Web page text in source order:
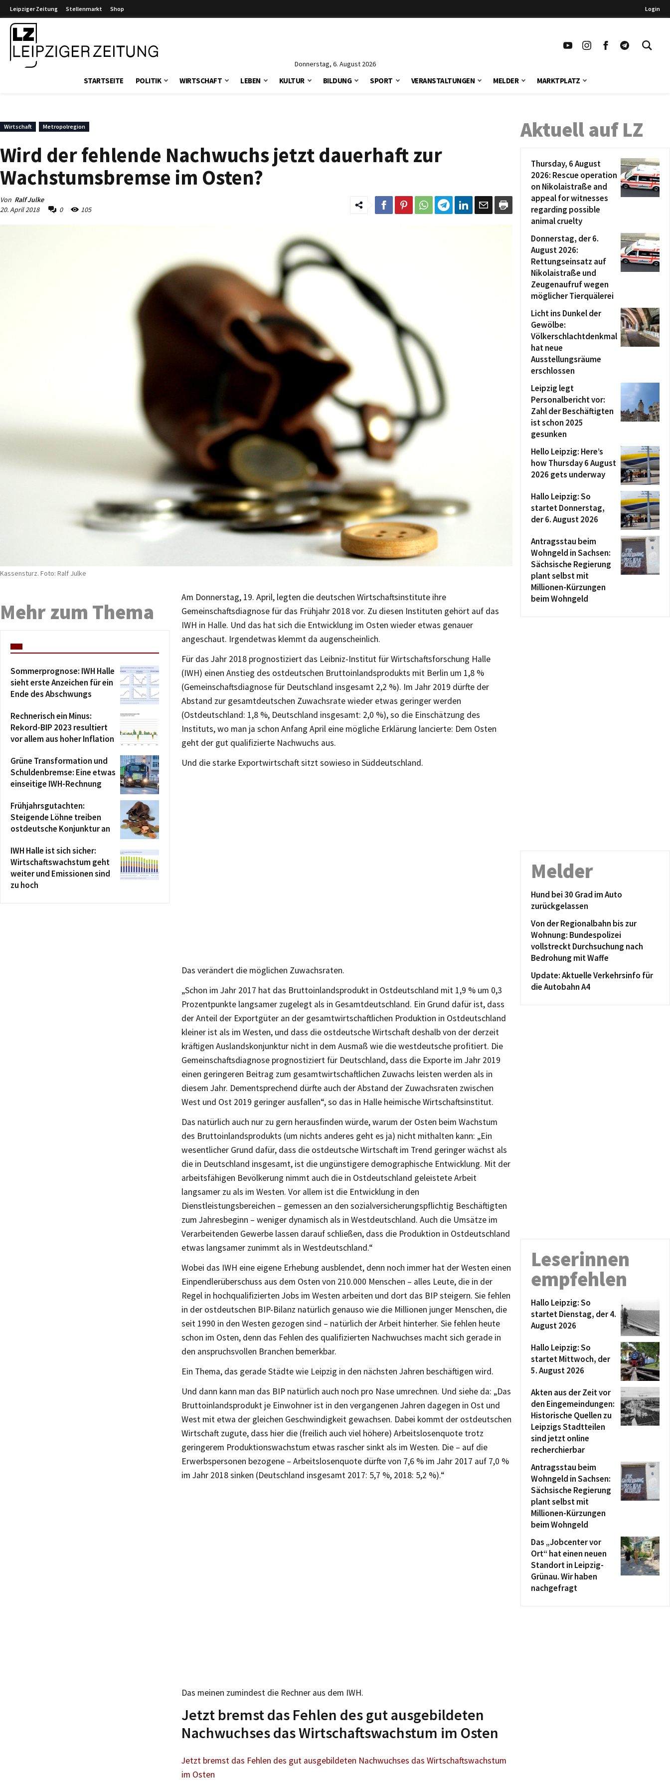
Leipziger Zeitung Stellenmarkt Shop Login
Donnerstag, 6. August 2026
STARTSEITE POLITIK WIRTSCHAFT LEBEN KULTUR BILDUNG SPORT VERANSTALTUNGEN MELDER MARKTPLATZ
Wirtschaft Metropolregion
Wird der fehlende Nachwuchs jetzt dauerhaft zur
Wachstumsbremse im Osten?
Von Ralf Julke
20. April 2018
0 105
Kassensturz. Foto: Ralf Julke
Am Donnerstag, 19. April, legten die deutschen Wirtschaftsinstitute ihre
Gemeinschaftsdiagnose für das Frühjahr 2018 vor. Zu diesen Instituten gehört auf das
IWH in Halle. Und das hat sich die Entwicklung im Osten wieder etwas genauer
angeschaut. Irgendetwas klemmt da augenscheinlich.
Für das Jahr 2018 prognostiziert das Leibniz-Institut für Wirtschaftsforschung Halle
(IWH) einen Anstieg des ostdeutschen Bruttoinlandsprodukts mit Berlin um 1,8 %
(Gemeinschaftsdiagnose für Deutschland insgesamt 2,2 %). Im Jahr 2019 dürfte der
Abstand zur gesamtdeutschen Zuwachsrate wieder etwas geringer werden
(Ostdeutschland: 1,8 %, Deutschland insgesamt: 2,0 %), so die Einschätzung des
Instituts, wo man ja schon Anfang April eine mögliche Erklärung lancierte: Dem Osten
geht der gut qualifizierte Nachwuchs aus.
Und die starke Exportwirtschaft sitzt sowieso in Süddeutschland.
Das verändert die möglichen Zuwachsraten.
„Schon im Jahr 2017 hat das Bruttoinlandsprodukt in Ostdeutschland mit 1,9 % um 0,3
Prozentpunkte langsamer zugelegt als in Gesamtdeutschland. Ein Grund dafür ist, dass
der Anteil der Exportgüter an der gesamtwirtschaftlichen Produktion in Ostdeutschland
kleiner ist als im Westen, und dass die ostdeutsche Wirtschaft deshalb von der derzeit
kräftigen Auslandskonjunktur nicht in dem Ausmaß wie die westdeutsche profitiert. Die
Gemeinschaftsdiagnose prognostiziert für Deutschland, dass die Exporte im Jahr 2019
einen geringeren Beitrag zum gesamtwirtschaftlichen Zuwachs leisten werden als in
diesem Jahr. Dementsprechend dürfte auch der Abstand der Zuwachsraten zwischen
West und Ost 2019 geringer ausfallen“, so das in Halle heimische Wirtschaftsinstitut.
Das natürlich auch nur zu gern herausfinden würde, warum der Osten beim Wachstum
des Bruttoinlandsprodukts (um nichts anderes geht es ja) nicht mithalten kann: „Ein
wesentlicher Grund dafür, dass die ostdeutsche Wirtschaft im Trend geringer wächst als
die in Deutschland insgesamt, ist die ungünstigere demographische Entwicklung. Mit der
arbeitsfähigen Bevölkerung nimmt auch die in Ostdeutschland geleistete Arbeit
langsamer zu als im Westen. Vor allem ist die Entwicklung in den
Dienstleistungsbereichen – gemessen an den sozialversicherungspflichtig Beschäftigten
zum Jahresbeginn – weniger dynamisch als in Westdeutschland. Auch die Umsätze im
Verarbeitenden Gewerbe lassen darauf schließen, dass die Produktion in Ostdeutschland
etwas langsamer zunimmt als in Westdeutschland.“
Wobei das IWH eine eigene Erhebung ausblendet, denn noch immer hat der Westen einen
Einpendlerüberschuss aus dem Osten von 210.000 Menschen – alles Leute, die in der
Regel in hochqualifizierten Jobs im Westen arbeiten und dort das BIP steigern. Sie fehlen
in der ostdeutschen BIP-Bilanz natürlich genauso wie die Millionen junger Menschen, die
seit 1990 in den Westen gezogen sind – natürlich der Arbeit hinterher. Sie fehlen heute
schon im Osten, denn das Fehlen des qualifizierten Nachwuchses macht sich gerade in
den anspruchsvollen Branchen bemerkbar.
Ein Thema, das gerade Städte wie Leipzig in den nächsten Jahren beschäftigen wird.
Und dann kann man das BIP natürlich auch noch pro Nase umrechnen. Und siehe da: „Das
Bruttoinlandsprodukt je Einwohner ist in den vergangenen Jahren dagegen in Ost und
West mit etwa der gleichen Geschwindigkeit gewachsen. Dabei kommt der ostdeutschen
Wirtschaft zugute, dass hier die (freilich auch viel höhere) Arbeitslosenquote trotz
geringerem Produktionswachstum etwas rascher sinkt als im Westen. Die – auf die
Erwerbspersonen bezogene – Arbeitslosenquote dürfte von 7,6 % im Jahr 2017 auf 7,0 %
im Jahr 2018 sinken (Deutschland insgesamt 2017: 5,7 %, 2018: 5,2 %).“
Das meinen zumindest die Rechner aus dem IWH.
Jetzt bremst das Fehlen des gut ausgebildeten
Nachwuchses das Wirtschaftswachstum im Osten
Jetzt bremst das Fehlen des gut ausgebildeten Nachwuchses das Wirtschaftswachstum
im Osten
Mehr zum Thema
Sommerprognose: IWH Halle
sieht erste Anzeichen für ein
Ende des Abschwungs
Rechnerisch ein Minus:
Rekord-BIP 2023 resultiert
vor allem aus hoher Inflation
Grüne Transformation und
Schuldenbremse: Eine etwas
einseitige IWH-Rechnung
Frühjahrsgutachten:
Steigende Löhne treiben
ostdeutsche Konjunktur an
IWH Halle ist sich sicher:
Wirtschaftswachstum geht
weiter und Emissionen sind
zu hoch
Aktuell auf LZ
Thursday, 6 August
2026: Rescue operation
on Nikolaistraße and
appeal for witnesses
regarding possible
animal cruelty
Donnerstag, der 6.
August 2026:
Rettungseinsatz auf
Nikolaistraße und
Zeugenaufruf wegen
möglicher Tierquälerei
Licht ins Dunkel der
Gewölbe:
Völkerschlachtdenkmal
hat neue
Ausstellungsräume
erschlossen
Leipzig legt
Personalbericht vor:
Zahl der Beschäftigten
ist schon 2025
gesunken
Hello Leipzig: Here’s
how Thursday 6 August
2026 gets underway
Hallo Leipzig: So
startet Donnerstag,
der 6. August 2026
Antragsstau beim
Wohngeld in Sachsen:
Sächsische Regierung
plant selbst mit
Millionen-Kürzungen
beim Wohngeld
Melder
Hund bei 30 Grad im Auto
zurückgelassen
Von der Regionalbahn bis zur
Wohnung: Bundespolizei
vollstreckt Durchsuchung nach
Bedrohung mit Waffe
Update: Aktuelle Verkehrsinfo für
die Autobahn A4
Leserinnen
empfehlen
Hallo Leipzig: So
startet Dienstag, der 4.
August 2026
Hallo Leipzig: So
startet Mittwoch, der
5. August 2026
Akten aus der Zeit vor
den Eingemeindungen:
Historische Quellen zu
Leipzigs Stadtteilen
sind jetzt online
recherchierbar
Antragsstau beim
Wohngeld in Sachsen:
Sächsische Regierung
plant selbst mit
Millionen-Kürzungen
beim Wohngeld
Das „Jobcenter vor
Ort“ hat einen neuen
Standort in Leipzig-
Grünau. Wir haben
nachgefragt